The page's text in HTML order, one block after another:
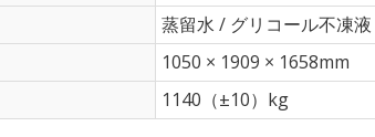
蒸留水 / グリコール不凍液
1050 × 1909 × 1658mm
1140（±10）kg